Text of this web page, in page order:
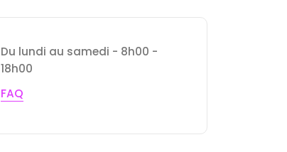
Du lundi au samedi - 8h00 -
18h00
FAQ